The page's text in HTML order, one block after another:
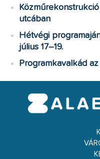
utcában
Hétvégi
július 17–19.
Programkavalkád